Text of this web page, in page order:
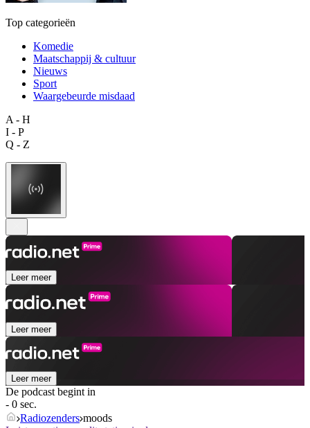
Top categorieën
Komedie
Maatschappij & cultuur
Nieuws
Sport
Waargebeurde misdaad
A - H
I - P
Q - Z
Leer meer
Leer meer
Leer meer
De podcast begint in
- 0 sec.
Radiozenders moods